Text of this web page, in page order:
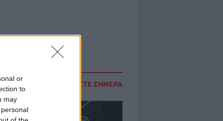
or
to
may
ΔΙΑΒΑΣΤΕ ΣΗΜΕΡΑ